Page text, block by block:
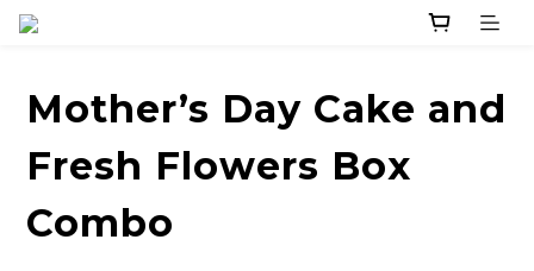
Mother’s Day Cake and
Fresh Flowers Box
Combo